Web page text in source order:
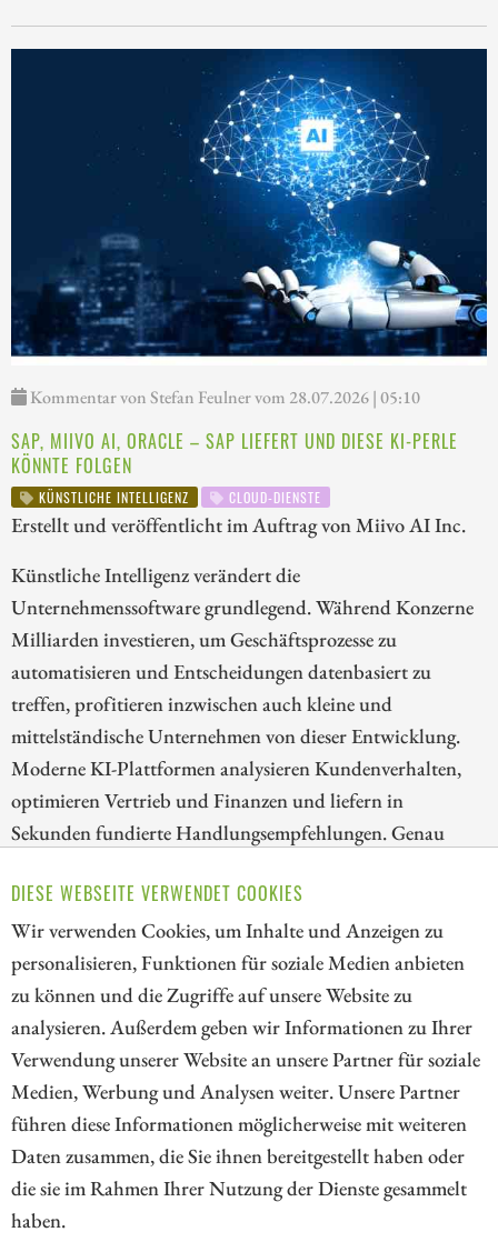
DIESE WEBSEITE VERWENDET COOKIES
Wir verwenden Cookies, um Inhalte und Anzeigen zu
personalisieren, Funktionen für soziale Medien anbieten
zu können und die Zugriffe auf unsere Website zu
analysieren. Außerdem geben wir Informationen zu Ihrer
Verwendung unserer Website an unsere Partner für soziale
Medien, Werbung und Analysen weiter. Unsere Partner
führen diese Informationen möglicherweise mit weiteren
Daten zusammen, die Sie ihnen bereitgestellt haben oder
die sie im Rahmen Ihrer Nutzung der Dienste gesammelt
haben.
Kommentar von Stefan Feulner vom 28.07.2026 | 05:10
SAP, MIIVO AI, ORACLE – SAP LIEFERT UND DIESE KI-PERLE
KÖNNTE FOLGEN
KÜNSTLICHE INTELLIGENZ CLOUD-DIENSTE
Erstellt und veröffentlicht im Auftrag von Miivo AI Inc.
Künstliche Intelligenz verändert die
Unternehmenssoftware grundlegend. Während Konzerne
Milliarden investieren, um Geschäftsprozesse zu
automatisieren und Entscheidungen datenbasiert zu
treffen, profitieren inzwischen auch kleine und
mittelständische Unternehmen von dieser Entwicklung.
Moderne KI-Plattformen analysieren Kundenverhalten,
optimieren Vertrieb und Finanzen und liefern in
Sekunden fundierte Handlungsempfehlungen. Genau
als auch innovativen Spezialisten attraktive
Wachstumschancen.
ZUM KOMMENTAR
// kapitalerhoehungen.de - © 2026 - Die Informationsplattform für
Investoren und Unternehmen rund um Kapitalerhöhung, Kapitalmarkt
und Unternehmensfinanzierung